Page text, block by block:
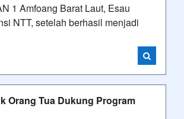
1 Amfoang Barat Laut, Esau
NTT, setelah berhasil menjadi
Orang Tua Dukung Program